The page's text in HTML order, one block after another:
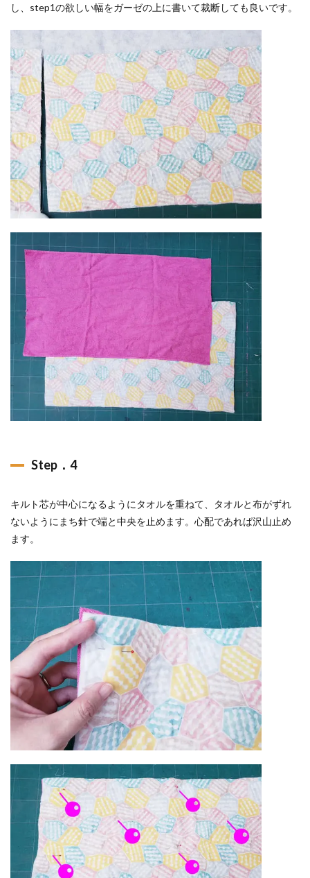
し、step1の欲しい幅をガーゼの上に書いて裁断しても良いです。
Step．4
キルト芯が中心になるようにタオルを重ねて、タオルと布がずれ
ないようにまち針で端と中央を止めます。心配であれば沢山止め
ます。